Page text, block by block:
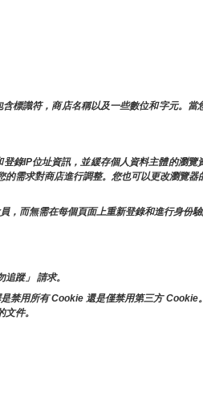
標識符，商店名稱以及一些數位和字元。當
錄IP位址資訊，並緩存個人資料主體的瀏覽
需求對商店進行調整。您也可以更改瀏覽器
而無需在每個頁面上重新登錄和進行身份驗
蹤」 請求。
禁用所有 Cookie 還是僅禁用第三方 Cookie
件。